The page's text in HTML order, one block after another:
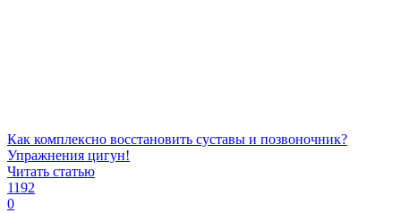
Как комплексно восстановить суставы и позвоночник?
Упражнения цигун!
Читать статью
1192
0